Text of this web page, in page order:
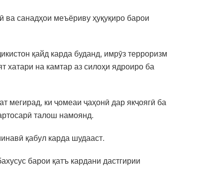
санадҳои меъёриву ҳуқуқиро барои
қайд карда буданд, имрӯз терроризм
хатари на камтар аз силоҳи ядроиро ба
мегирад, ки ҷомеаи ҷаҳонӣ дар якҷоягӣ ба
талош намоянд.
қабул карда шудааст.
барои қатъ кардани дастгирии